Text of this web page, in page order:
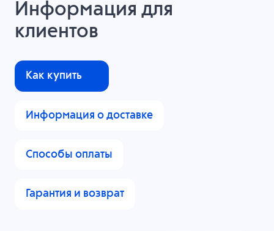
Информация для
клиентов
Как купить
Информация о доставке
Способы оплаты
Гарантия и возврат